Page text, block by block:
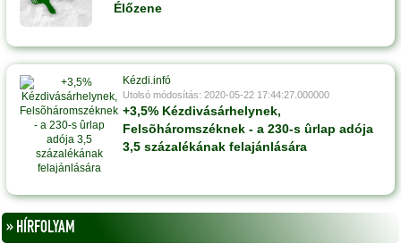
Élőzene
Kézdi.infó
Utolsó módosítás: 2020-05-22 17:44:27.000000
+3,5% Kézdivásárhelynek,
Felsõháromszéknek - a 230-s ûrlap adója
3,5 százalékának felajánlására
» HÍRFOLYAM